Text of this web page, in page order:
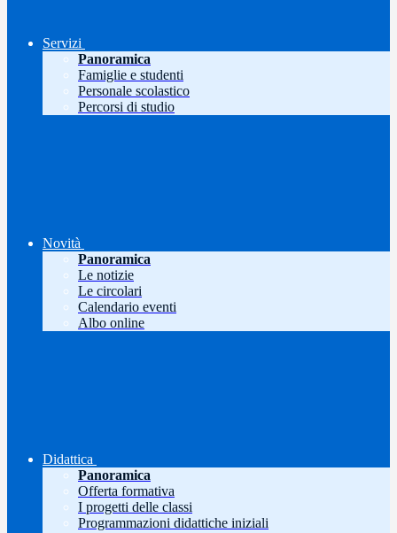
Servizi
Panoramica
Famiglie e studenti
Personale scolastico
Percorsi di studio
Novità
Panoramica
Le notizie
Le circolari
Calendario eventi
Albo online
Didattica
Panoramica
Offerta formativa
I progetti delle classi
Programmazioni didattiche iniziali